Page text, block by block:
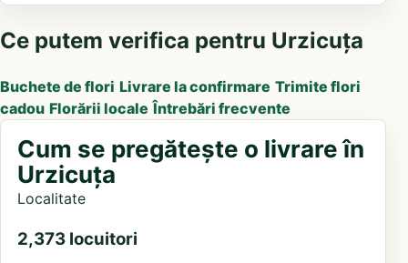
Ce putem verifica pentru Urzicuța
Buchete de flori Livrare la confirmare Trimite flori
cadou Florării locale Întrebări frecvente
Cum se pregătește o livrare în
Urzicuța
Localitate
2,373 locuitori